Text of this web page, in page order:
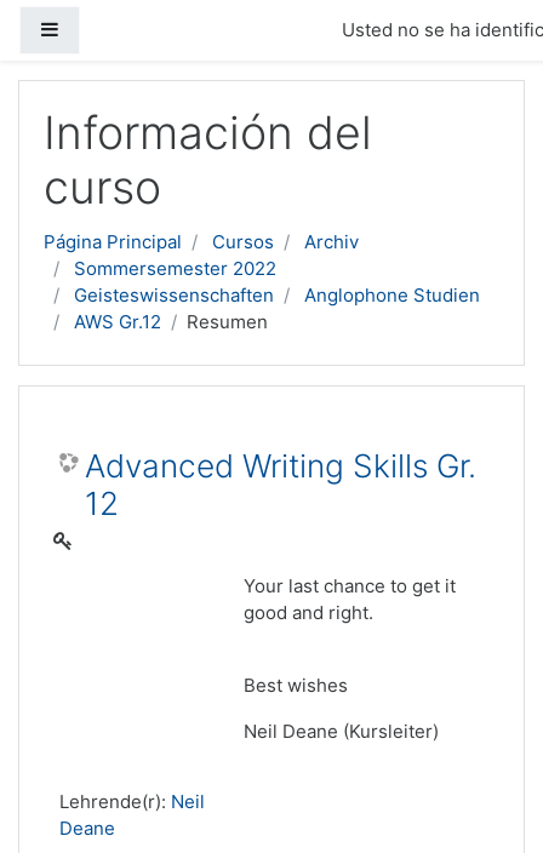
Usted no se ha
Información del
curso
Página Principal Cursos
Archiv
Sommersemester 2022
Geisteswissenschaften
Anglophone Studien
AWS Gr.12
Resumen
Advanced Writing Skills Gr.
12
Your last chance to get it
good and right.
Best wishes
Neil Deane (Kursleiter)
Lehrende(r): Neil
Deane